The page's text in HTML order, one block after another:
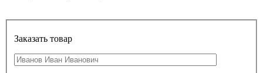
Заказать товар